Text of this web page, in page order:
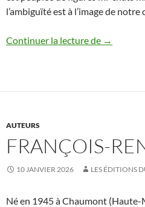
l’ambiguïté est à l’image de
Continuer la lecture de Alain
→
AUTEURS
FRANÇOIS-
10 JANVIER 2026 LES ÉDITIONS
Né en 1945 à Chaumont (Haute-